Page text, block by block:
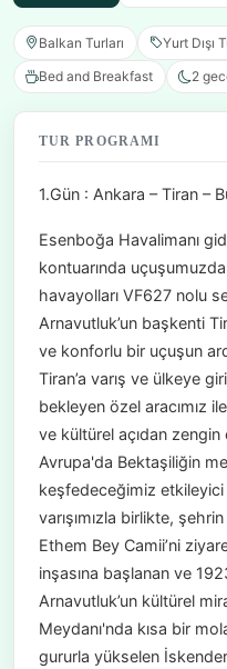
Balkan Turları Yurt Dışı
Bed and Breakfast 2
TUR PROGRAMI
1.Gün : Ankara – Tiran –
Esenboğa Havalimanı
kontuarında
havayolları VF627 nolu
Arnavutluk’un başkenti
ve konforlu bir uçuşun
Tiran’a varış ve ülkeye
bekleyen özel aracımız
ve kültürel açıdan
Avrupa'da Bektaşiliğin
keşfedeceğimiz
varışımızla birlikte,
Ethem Bey Camii’ni
inşasına başlanan ve
Arnavutluk’un kültürel
Meydanı'nda kısa bir
gururla yükselen